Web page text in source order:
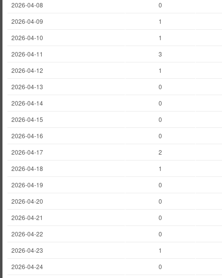
2026-04-08
0
2026-04-09
1
2026-04-10
1
2026-04-11
3
2026-04-12
1
2026-04-13
0
2026-04-14
0
2026-04-15
0
2026-04-16
0
2026-04-17
2
2026-04-18
1
2026-04-19
0
2026-04-20
0
2026-04-21
0
2026-04-22
0
2026-04-23
1
2026-04-24
0